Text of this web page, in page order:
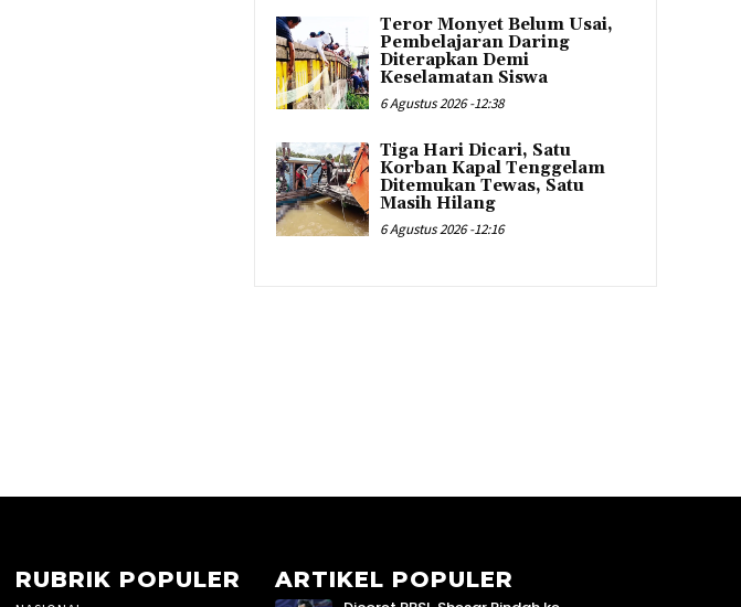
Teror Monyet Belum Usai,
Pembelajaran Daring
Diterapkan Demi
Keselamatan Siswa
6 Agustus 2026 -12:38
Tiga Hari Dicari, Satu
Korban Kapal Tenggelam
Ditemukan Tewas, Satu
Masih Hilang
6 Agustus 2026 -12:16
RUBRIK POPULER ARTIKEL POPULER